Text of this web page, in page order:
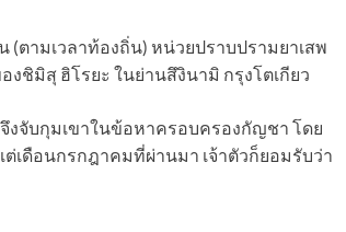
(ตามเวลาท้องถิ่น) หน่วยปราบปรามยาเสพ
ชิมิสุ ฮิโรยะ ในย่านสึงินามิ กรุงโตเกียว
จึงจับกุมเขาในข้อหาครอบครองกัญชา โดย
เดือนกรกฎาคมที่ผ่านมา เจ้าตัวก็ยอมรับว่า